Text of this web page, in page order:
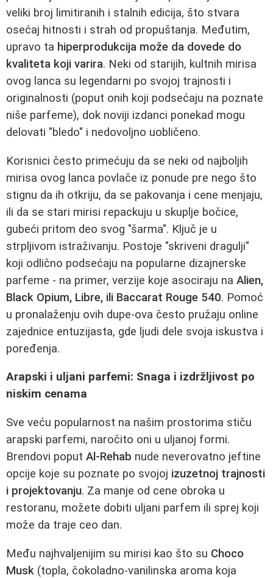
veliki broj limitiranih i stalnih edicija, što stvara
osećaj hitnosti i strah od propuštanja. Međutim,
upravo ta hiperprodukcija može da dovede do
kvaliteta koji varira. Neki od starijih, kultnih mirisa
ovog lanca su legendarni po svojoj trajnosti i
originalnosti (poput onih koji podsećaju na poznate
niše parfeme), dok noviji izdanci ponekad mogu
delovati "bledo" i nedovoljno uobličeno.
Korisnici često primećuju da se neki od najboljih
mirisa ovog lanca povlače iz ponude pre nego što
stignu da ih otkriju, da se pakovanja i cene menjaju,
ili da se stari mirisi repackuju u skuplje bočice,
gubeći pritom deo svog "šarma". Ključ je u
strpljivom istraživanju. Postoje "skriveni dragulji"
koji odlično podsećaju na popularne dizajnerske
parfeme - na primer, verzije koje asociraju na Alien,
Black Opium, Libre, ili Baccarat Rouge 540. Pomoć
u pronalaženju ovih dupe-ova često pružaju online
zajednice entuzijasta, gde ljudi dele svoja iskustva i
poređenja.
Arapski i uljani parfemi: Snaga i izdržljivost po
niskim cenama
Sve veću popularnost na našim prostorima stiču
arapski parfemi, naročito oni u uljanoj formi.
Brendovi poput Al-Rehab nude neverovatno jeftine
opcije koje su poznate po svojoj izuzetnoj trajnosti
i projektovanju. Za manje od cene obroka u
restoranu, možete dobiti uljani parfem ili sprej koji
može da traje ceo dan.
Među najhvaljenijim su mirisi kao što su Choco
Musk (topla, čokoladno-vanilinska aroma koja